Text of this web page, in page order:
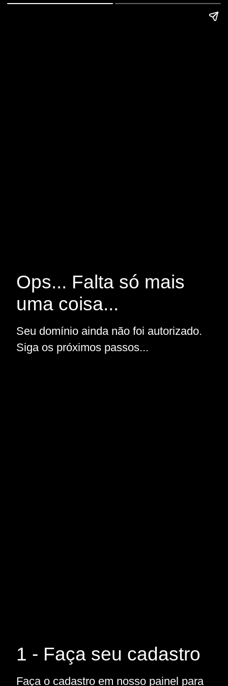
Ops... Falta só mais
uma coisa...
Seu domínio ainda não foi autorizado.
Siga os próximos passos...
1 - Faça seu cadastro
Faça o cadastro em nosso painel para